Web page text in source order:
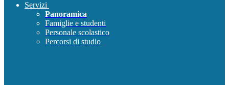
Servizi
Panoramica
Famiglie e studenti
Personale scolastico
Percorsi di studio